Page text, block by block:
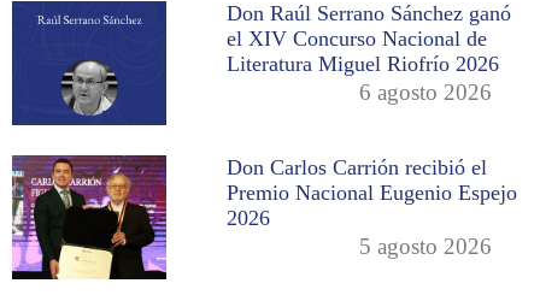
Don Raúl Serrano Sánchez ganó
el XIV Concurso Nacional de
Literatura Miguel Riofrío 2026
6 agosto 2026
Don Carlos Carrión recibió el
Premio Nacional Eugenio Espejo
2026
5 agosto 2026